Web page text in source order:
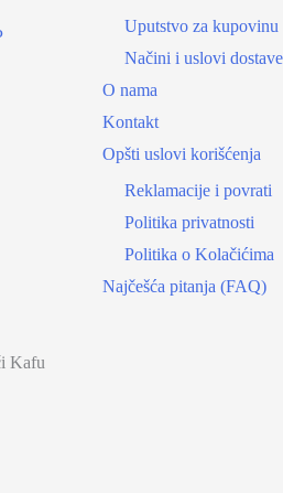
Uputstvo za kupovinu
Načini i uslovi dostave
O nama
Kontakt
Opšti uslovi korišćenja
Reklamacije i povrati
Politika privatnosti
Politika o Kolačićima
Najčešća pitanja (FAQ)
Kafu